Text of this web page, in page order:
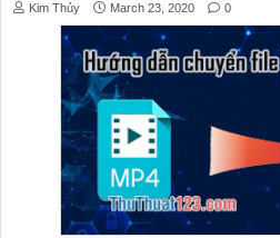
Kim Thủy March 23, 2020 0